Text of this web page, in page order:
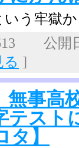
いう牢獄
613 公
る ]
無事高
テス
】